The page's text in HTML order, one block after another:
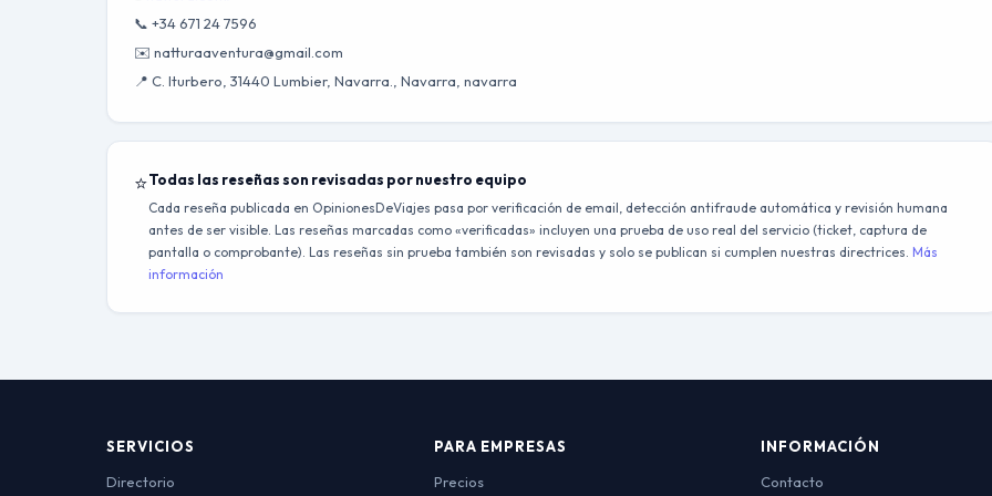
📞 +34 671 24 7596
✉️ natturaaventura@gmail.com
📍 C. Iturbero, 31440 Lumbier, Navarra., Navarra, navarra
⭐Todas las reseñas son revisadas por nuestro equipo
Cada reseña publicada en OpinionesDeViajes pasa por verificación de email, detección antifraude automática y revisión humana
antes de ser visible. Las reseñas marcadas como «verificadas» incluyen una prueba de uso real del servicio (ticket, captura de
pantalla o comprobante). Las reseñas sin prueba también son revisadas y solo se publican si cumplen nuestras directrices. Más
información
SERVICIOS
Directorio
PARA EMPRESAS
Precios
INFORMACIÓN
Contacto